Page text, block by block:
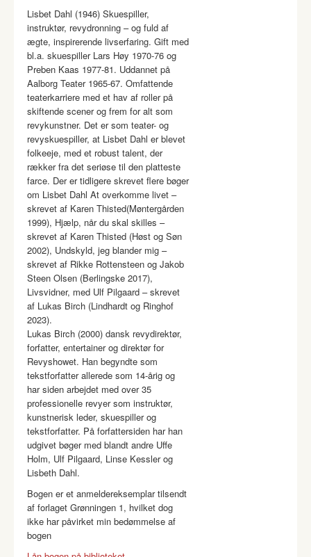
Lisbet Dahl (1946) Skuespiller,
instruktør, revydronning – og fuld af
ægte, inspirerende livserfaring. Gift med
bl.a. skuespiller Lars Høy 1970-76 og
Preben Kaas 1977-81. Uddannet på
Aalborg Teater 1965-67. Omfattende
teaterkarriere med et hav af roller på
skiftende scener og frem for alt som
revykunstner. Det er som teater- og
revyskuespiller, at Lisbet Dahl er blevet
folkeeje, med et robust talent, der
rækker fra det seriøse til den platteste
farce. Der er tidligere skrevet flere bøger
om Lisbet Dahl At overkomme livet –
skrevet af Karen Thisted(Møntergården
1999), Hjælp, når du skal skilles –
skrevet af Karen Thisted (Høst og Søn
2002), Undskyld, jeg blander mig –
skrevet af Rikke Rottensteen og Jakob
Steen Olsen (Berlingske 2017),
Livsvidner, med Ulf Pilgaard – skrevet
af Lukas Birch (Lindhardt og Ringhof
2023).
Lukas Birch (2000) dansk revydirektør,
forfatter, entertainer og direktør for
Revyshowet. Han begyndte som
tekstforfatter allerede som 14-årig og
har siden arbejdet med over 35
professionelle revyer som instruktør,
kunstnerisk leder, skuespiller og
tekstforfatter. På forfattersiden har han
udgivet bøger med blandt andre Uffe
Holm, Ulf Pilgaard, Linse Kessler og
Lisbeth Dahl.
Bogen er et anmeldereksemplar tilsendt
af forlaget Grønningen 1, hvilket dog
ikke har påvirket min bedømmelse af
bogen